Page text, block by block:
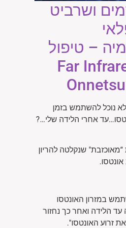
ושרביט
– טיפול
Far
נוכל להשתמש בזמן
אחרי הלידה שלי…?
“מאוכזבת" שנקלטה להריון
במזרון האונטסו
הלידה ואחר כך נחזור
זרוע האונטסו".